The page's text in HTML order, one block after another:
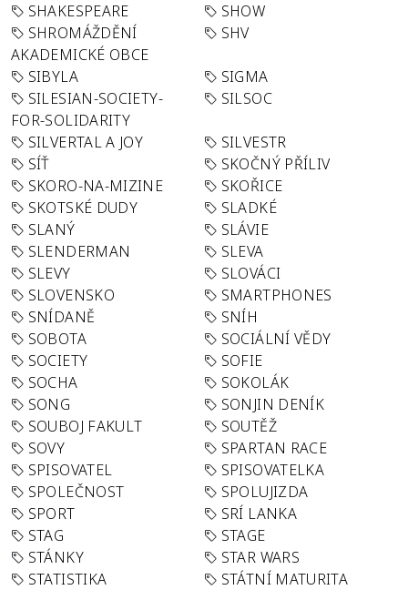
SHAKESPEARE
SHOW
SHROMÁŽDĚNÍ
AKADEMICKÉ OBCE
SHV
SIBYLA
SIGMA
SILESIAN-SOCIETY-
FOR-SOLIDARITY
SILSOC
SILVERTAL A JOY
SILVESTR
SÍŤ
SKOČNÝ PŘÍLIV
SKORO-NA-MIZINE
SKOŘICE
SKOTSKÉ DUDY
SLADKÉ
SLANÝ
SLÁVIE
SLENDERMAN
SLEVA
SLEVY
SLOVÁCI
SLOVENSKO
SMARTPHONES
SNÍDANĚ
SNÍH
SOBOTA
SOCIÁLNÍ VĚDY
SOCIETY
SOFIE
SOCHA
SOKOLÁK
SONG
SONJIN DENÍK
SOUBOJ FAKULT
SOUTĚŽ
SOVY
SPARTAN RACE
SPISOVATEL
SPISOVATELKA
SPOLEČNOST
SPOLUJIZDA
SPORT
SRÍ LANKA
STAG
STAGE
STÁNKY
STAR WARS
STATISTIKA
STÁTNÍ MATURITA